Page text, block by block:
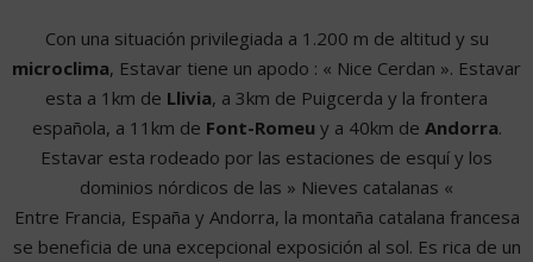
Con una situación privilegiada a 1.200 m de altitud y su
microclima, Estavar tiene un apodo : « Nice Cerdan ». Estavar
esta a 1km de Llivia, a 3km de Puigcerda y la frontera
española, a 11km de Font-Romeu y a 40km de Andorra.
Estavar esta rodeado por las estaciones de esquí y los
dominios nórdicos de las » Nieves catalanas «
Entre Francia, España y Andorra, la montaña catalana francesa
se beneficia de una excepcional exposición al sol. Es rica de un